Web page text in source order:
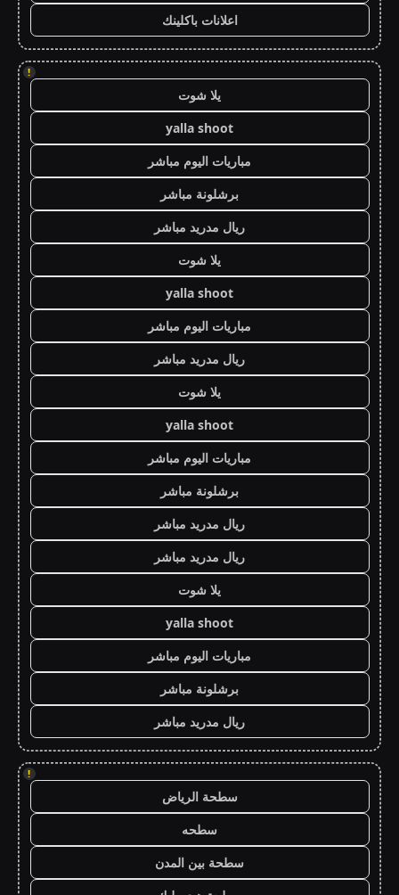
اعلانات باكلينك
!
يلا شوت
yalla shoot
مباريات اليوم مباشر
برشلونة مباشر
ريال مدريد مباشر
يلا شوت
yalla shoot
مباريات اليوم مباشر
ريال مدريد مباشر
يلا شوت
yalla shoot
مباريات اليوم مباشر
برشلونة مباشر
ريال مدريد مباشر
ريال مدريد مباشر
يلا شوت
yalla shoot
مباريات اليوم مباشر
برشلونة مباشر
ريال مدريد مباشر
!
سطحة الرياض
سطحه
سطحة بين المدن